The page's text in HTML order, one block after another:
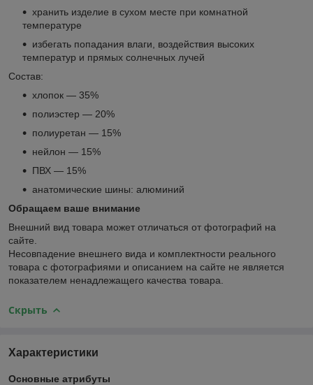
хранить изделие в сухом месте при комнатной
температуре
избегать попадания влаги, воздействия высоких
температур и прямых солнечных лучей
Состав:
хлопок — 35%
полиэстер — 20%
полиуретан — 15%
нейлон — 15%
ПВХ — 15%
анатомические шины: алюминий
Обращаем ваше внимание
Внешний вид товара может отличаться от фотографий на
сайте.
Несовпадение внешнего вида и комплектности реального
товара с фотографиями и описанием на сайте не является
показателем ненадлежащего качества товара.
Скрыть
Характеристики
Основные атрибуты